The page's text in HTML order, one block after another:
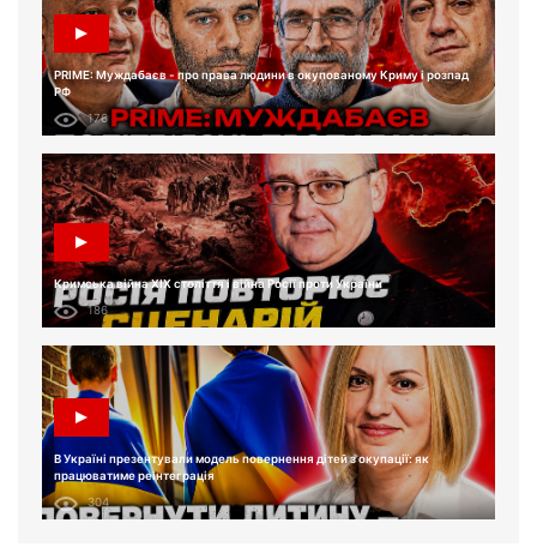
PRIME: Муждабаєв - про права людини в окупованому Криму і розпад
РФ
176
Кримська війна XIX століття і війна Росії проти України
186
В Україні презентували модель повернення дітей з окупації: як
працюватиме реінтеграція
304